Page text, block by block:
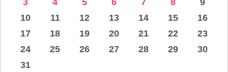
10
11 12 13 14 15
16
17
18 19 20 21 22
23
24
25 26 27 28 29
30
31